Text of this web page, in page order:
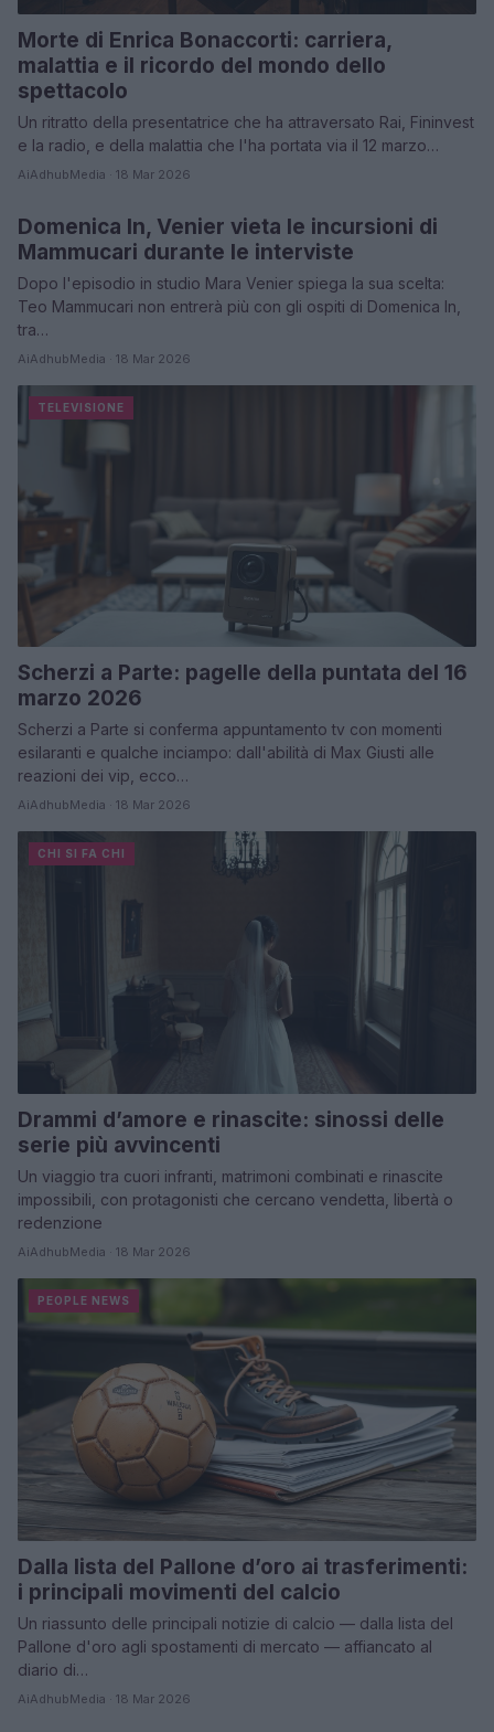
Morte di Enrica Bonaccorti: carriera,
malattia e il ricordo del mondo dello
spettacolo
Un ritratto della presentatrice che ha attraversato Rai, Fininvest
e la radio, e della malattia che l'ha portata via il 12 marzo…
AiAdhubMedia · 18 Mar 2026
TELEVISIONE
Domenica In, Venier vieta le incursioni di
Mammucari durante le interviste
Dopo l'episodio in studio Mara Venier spiega la sua scelta:
Teo Mammucari non entrerà più con gli ospiti di Domenica In,
tra…
AiAdhubMedia · 18 Mar 2026
TELEVISIONE
Scherzi a Parte: pagelle della puntata del 16
marzo 2026
Scherzi a Parte si conferma appuntamento tv con momenti
esilaranti e qualche inciampo: dall'abilità di Max Giusti alle
reazioni dei vip, ecco…
AiAdhubMedia · 18 Mar 2026
CHI SI FA CHI
Drammi d’amore e rinascite: sinossi delle
serie più avvincenti
Un viaggio tra cuori infranti, matrimoni combinati e rinascite
impossibili, con protagonisti che cercano vendetta, libertà o
redenzione
AiAdhubMedia · 18 Mar 2026
PEOPLE NEWS
Dalla lista del Pallone d’oro ai trasferimenti:
i principali movimenti del calcio
Un riassunto delle principali notizie di calcio — dalla lista del
Pallone d'oro agli spostamenti di mercato — affiancato al
diario di…
AiAdhubMedia · 18 Mar 2026